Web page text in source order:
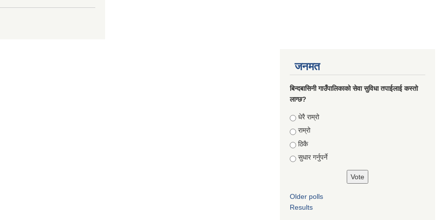
जनमत
बिन्दबासिनी गाउँपालिकाको सेवा सुविधा तपाईलाई कस्तो
लाग्छ?
Choices
धेरै राम्रो
राम्रो
ठिकै
सुधार गर्नुपर्ने
Older polls
Results